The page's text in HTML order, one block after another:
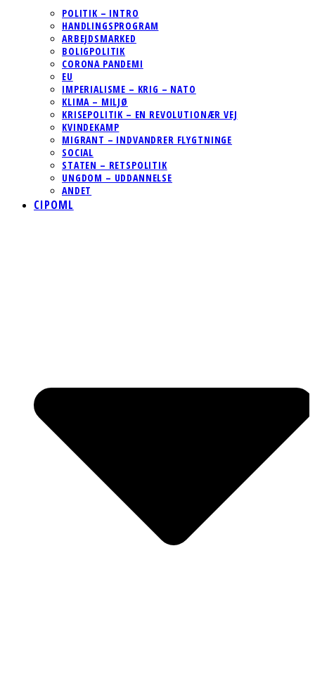
POLITIK – INTRO
HANDLINGSPROGRAM
ARBEJDSMARKED
BOLIGPOLITIK
CORONA PANDEMI
EU
IMPERIALISME – KRIG – NATO
KLIMA – MILJØ
KRISEPOLITIK – EN REVOLUTIONÆR VEJ
KVINDEKAMP
MIGRANT – INDVANDRER FLYGTNINGE
SOCIAL
STATEN – RETSPOLITIK
UNGDOM – UDDANNELSE
ANDET
CIPOML